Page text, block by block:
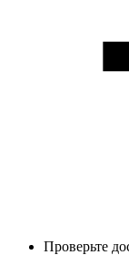
Проверьте